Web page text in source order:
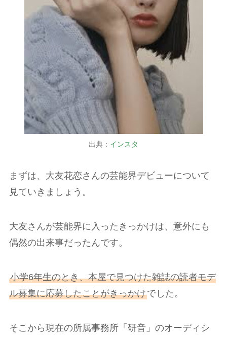
出典： インスタ
まずは、大友花恋さんの芸能界デビューについて
見ていきましょう。
大友さんが芸能界に入ったきっかけは、意外にも
偶然の出来事だったんです。
小学6年生のとき、本屋で見つけた雑誌の読者モデ
ル募集に応募したことがきっかけでした。
そこから現在の所属事務所「研音」のオーディシ